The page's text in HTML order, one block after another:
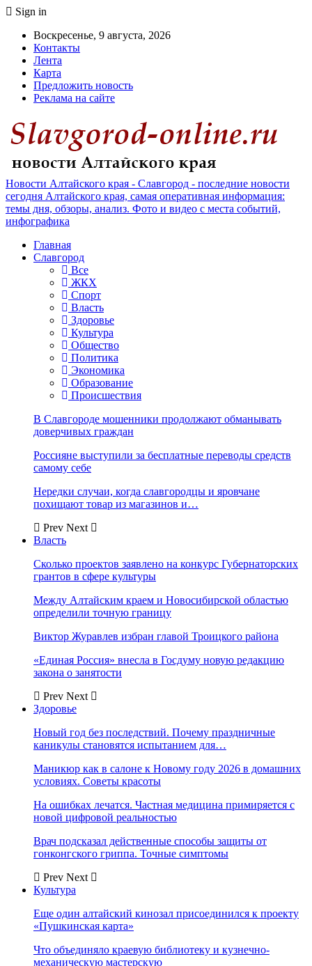
Sign in
Воскресенье, 9 августа, 2026
Контакты
Лента
Карта
Предложить новость
Реклама на сайте
Новости Алтайского края - Славгород - последние новости
сегодня Алтайского края, самая оперативная информация:
темы дня, обзоры, анализ. Фото и видео с места событий,
инфографика
Главная
Славгород
Все
ЖКХ
Спорт
Власть
Здоровье
Культура
Общество
Политика
Экономика
Образование
Происшествия
В Славгороде мошенники продолжают обманывать
доверчивых граждан
Россияне выступили за бесплатные переводы средств
самому себе
Нередки случаи, когда славгородцы и яровчане
похищают товар из магазинов и…
Prev Next
Власть
Сколько проектов заявлено на конкурс Губернаторских
грантов в сфере культуры
Между Алтайским краем и Новосибирской областью
определили точную границу
Виктор Журавлев избран главой Троицкого района
«Единая Россия» внесла в Госдуму новую редакцию
закона о занятости
Prev Next
Здоровье
Новый год без последствий. Почему праздничные
каникулы становятся испытанием для…
Маникюр как в салоне к Новому году 2026 в домашних
условиях. Советы красоты
На ошибках лечатся. Частная медицина примиряется с
новой цифровой реальностью
Врач подсказал действенные способы защиты от
гонконгского гриппа. Точные симптомы
Prev Next
Культура
Еще один алтайский кинозал присоединился к проекту
«Пушкинская карта»
Что объединяло краевую библиотеку и кузнечно-
механическую мастерскую